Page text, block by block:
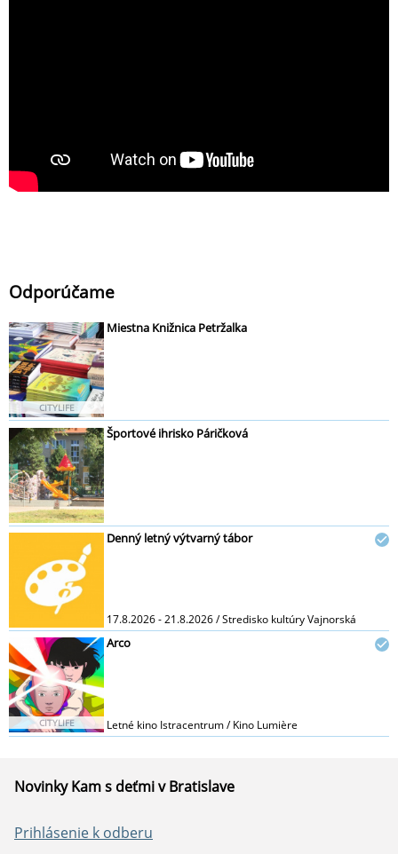
Odporúčame
CITYLIFE
Miestna Knižnica Petržalka
Športové ihrisko Páričková
Denný letný výtvarný tábor
17.8.2026 - 21.8.2026 / Stredisko kultúry Vajnorská
CITYLIFE
Arco
Letné kino Istracentrum / Kino Lumière
Novinky Kam s deťmi v Bratislave
Prihlásenie k odberu